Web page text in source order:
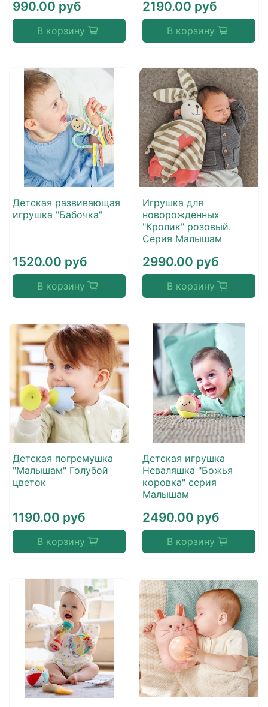
990.00 руб
В корзину
2190.00 руб
В корзину
Детская развивающая
игрушка "Бабочка"
1520.00 руб
В корзину
Игрушка для
новорожденных
"Кролик" розовый.
Серия Малышам
2990.00 руб
В корзину
Детская погремушка
"Малышам" Голубой
цветок
1190.00 руб
В корзину
Детская игрушка
Неваляшка "Божья
коровка" серия
Малышам
2490.00 руб
В корзину